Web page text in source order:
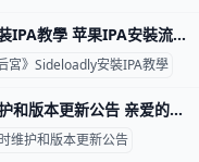
《女神后宮》Sideloadly安裝IPA教學 苹果IPA安裝流程 安装前准备工作：* 建议使用WIN10 以上安装* 安装苹果 iTunes 下载位置 (MAC版无须安装)* 下载对应版本 Sideloadly 。 *【女神后宮】IPA
宮》Sideloadly安裝IPA教學
《腥城》5/28（四）临时维护和版本更新公告 亲爱的玩家您好： 我们将在5/28 11：30对服务器进行短暂维护，同步会更新安装包3.3.39。本次更新为非强更版本，旧版本仍可正常游玩。 ※小
维护和版本更新公告